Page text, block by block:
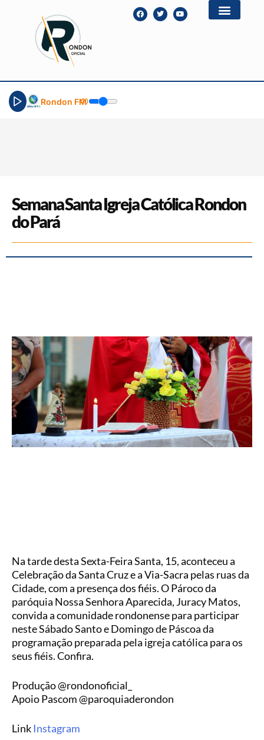
Rondon FM
Semana Santa Igreja Católica Rondon
do Pará
Na tarde desta Sexta-Feira Santa, 15, aconteceu a
Celebração da Santa Cruz e a Via-Sacra pelas ruas da
Cidade, com a presença dos fiéis. O Pároco da
paróquia Nossa Senhora Aparecida, Juracy Matos,
convida a comunidade rondonense para participar
neste Sábado Santo e Domingo de Páscoa da
programação preparada pela igreja católica para os
seus fiéis. Confira.
Produção @rondonoficial_
Apoio Pascom @paroquiaderondon
Link Instagram